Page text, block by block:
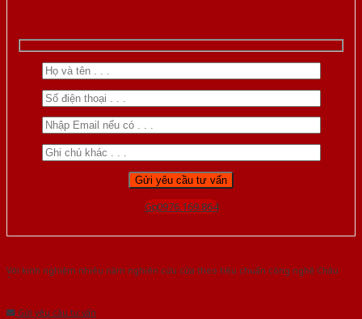
Gọi 0976.169.864
Với kinh nghiệm nhiêu năm nghiên cứu cửa theo tiêu chuẩn công nghệ Châu
Gửi yêu cầu tư vấn